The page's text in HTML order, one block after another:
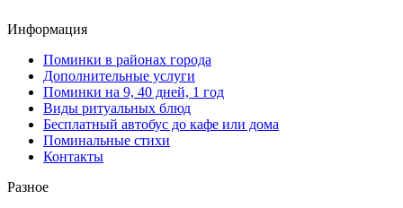
Информация
Поминки в районах города
Дополнительные услуги
Поминки на 9, 40 дней, 1 год
Виды ритуальных блюд
Бесплатный автобус до кафе или дома
Поминальные стихи
Контакты
Разное